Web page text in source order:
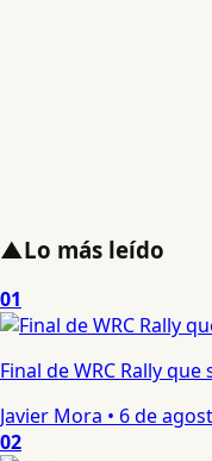
▲Lo más leído
01
Final de WRC Rally
Javier Mora • 6 de
02